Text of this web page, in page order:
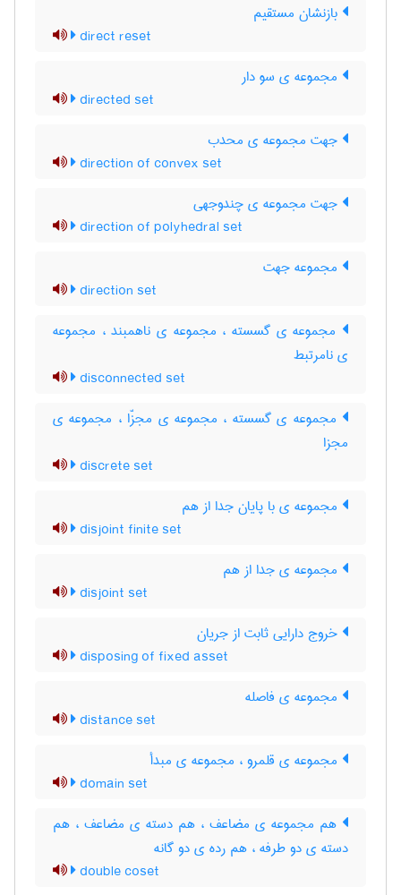
بازنشان مستقیم
direct reset
مجموعه ی سو دار
directed set
جهت مجموعه ی محدب
direction of convex set
جهت مجموعه ی چندوجهی
direction of polyhedral set
مجموعه جهت
direction set
مجموعه ی گسسته ، مجموعه ی ناهمبند ، مجموعه
ی نامرتبط
disconnected set
مجموعه ی گسسته ، مجموعه ی مجزّا ، مجموعه ی
مجزا
discrete set
مجموعه ی با پایان جدا از هم
disjoint finite set
مجموعه ی جدا از هم
disjoint set
خروج دارایی ثابت از جریان
disposing of fixed asset
مجموعه ی فاصله
distance set
مجموعه ی قلمرو ، مجموعه ی مبدأ
domain set
هم مجموعه ی مضاعف ، هم دسته ی مضاعف ، هم
دسته ی دو طرفه ، هم رده ی دو گانه
double coset